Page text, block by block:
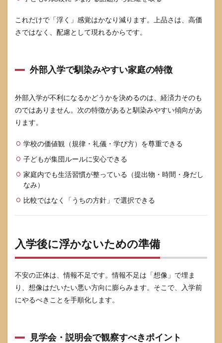
これだけで「浮く」感覚はかなり減ります。上品さは、高価
さではなく、配慮として現れるからです。
外部入学で馴染みやすい家庭の特徴
外部入学が不利になるかどうかを決めるのは、経済力そのも
のではありません。次の特徴があると馴染みやすい傾向があ
ります。
学校の価値観（規律・礼儀・学び方）を尊重できる
子どもが集団ルールに安心できる
家庭内でも生活習慣が整っている（提出物・時間・身だし
なみ）
比較ではなく「うちの方針」で選択できる
入学後に浮かないための準備
不安の正体は、情報不足です。情報不足は「想像」で埋ま
り、想像はだいたい悪い方向に膨らみます。そこで、入学前
にやるべきことを手順化します。
見学会・説明会で観察すべきポイント